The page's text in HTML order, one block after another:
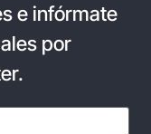
e infórmate
por